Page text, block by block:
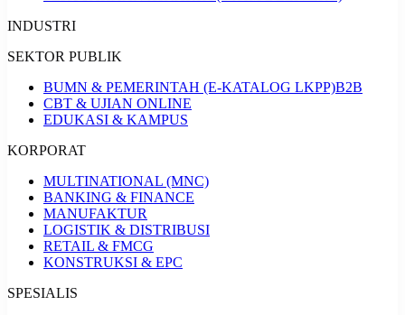
INDUSTRI
SEKTOR PUBLIK
BUMN & PEMERINTAH (E-KATALOG LKPP)B2B
CBT & UJIAN ONLINE
EDUKASI & KAMPUS
KORPORAT
MULTINATIONAL (MNC)
BANKING & FINANCE
MANUFAKTUR
LOGISTIK & DISTRIBUSI
RETAIL & FMCG
KONSTRUKSI & EPC
SPESIALIS